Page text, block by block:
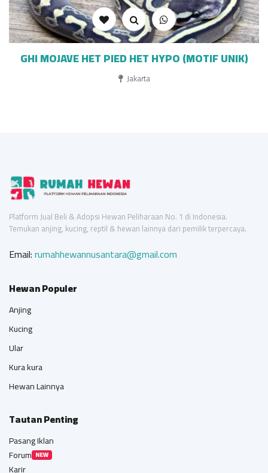
GHI MOJAVE HET PIED HET HYPO (MOTIF UNIK)
Jakarta
Platform Jual Beli & Adopsi Hewan Peliharaan No. 1 di Indonesia.
Temukan anjing, kucing, reptil & hewan lainnya dari pemilik terpercaya.
Email:rumahhewannusantara@gmail.com
Hewan Populer
Anjing
Kucing
Ular
Kura kura
Hewan Lainnya
Tautan Penting
Pasang Iklan
Forum NEW
Karir